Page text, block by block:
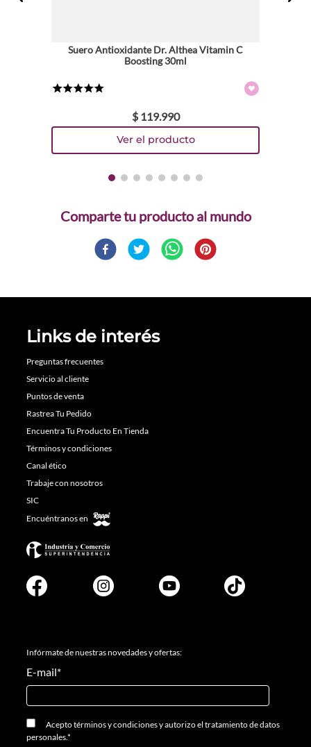
Suero Antioxidante Dr. Althea Vitamin C
Boosting 30ml
$ 119.990
Comparte
Links de interés
Preguntas frecuentes
Servicio al cliente
Puntos de venta
Rastrea Tu Pedido
Encuentra Tu Producto En Tienda
Términos y condiciones
Canal ético
Trabaje con nosotros
SIC
Encuéntranos en
Infórmate de nuestras novedades y ofertas:
E-mail*
Aceptotérminos y condicionesyautorizo el tratamiento de datos
personales.*